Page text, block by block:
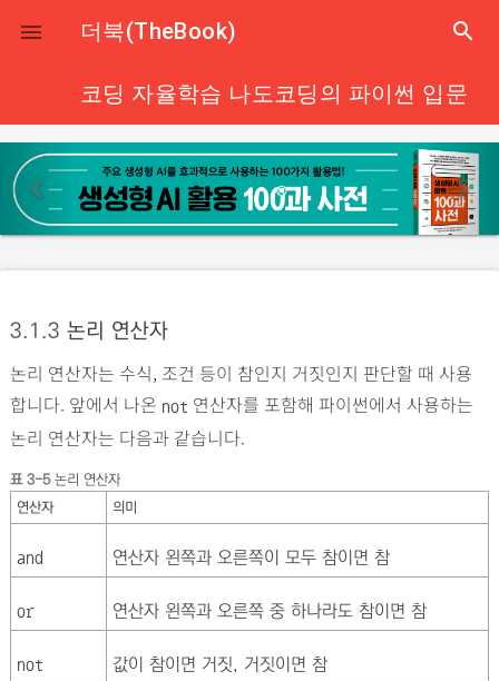
close
 더북(TheBook) search
코딩 자율학습 나도코딩의 파이썬 입문
p
r
e
u
s
n
e
x
3.1.3 논리 연산자
논리 연산자는 수식, 조건 등이 참인지 거짓인지 판단할 때 사용
합니다. 앞에서 나온 not 연산자를 포함해 파이썬에서 사용하는
논리 연산자는 다음과 같습니다.
표 3-5논리 연산자
연산자
의미
and 연산자 왼쪽과 오른쪽이 모두 참이면 참
or 연산자 왼쪽과 오른쪽 중 하나라도 참이면 참
not 값이 참이면 거짓, 거짓이면 참